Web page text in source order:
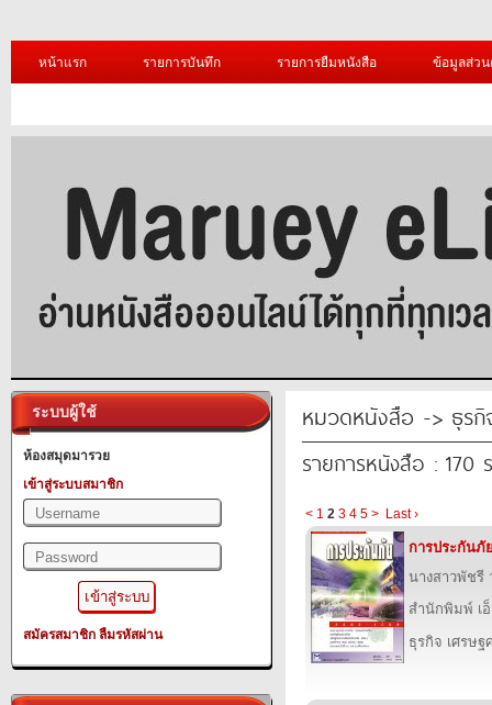
หน้าแรก รายการบันทึก รายการยืมหนังสือ ข้อมูลส่ว
ระบบผู้ใช้
ห้องสมุดมารวย
เข้าสู่ระบบสมาชิก
สมัครสมาชิก ลืมรหัสผ่าน
หมวดหนังสือ -> ธุรกิ
รายการหนังสือ : 170
< 1 2 3 4 5 > Last ›
การประกันภั
นางสาวพัชรี
สำนักพิมพ์ เ
ธุรกิจ เศรษฐ